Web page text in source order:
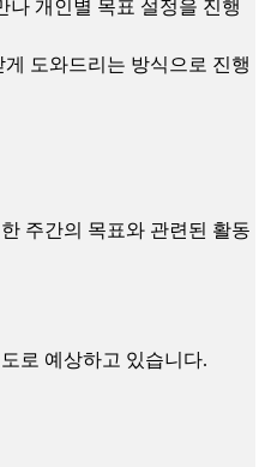
나 개인별 목표 설정을 진행
도와드리는 방식으로 진행
주간의 목표와 관련된 활동
로 예상하고 있습니다.